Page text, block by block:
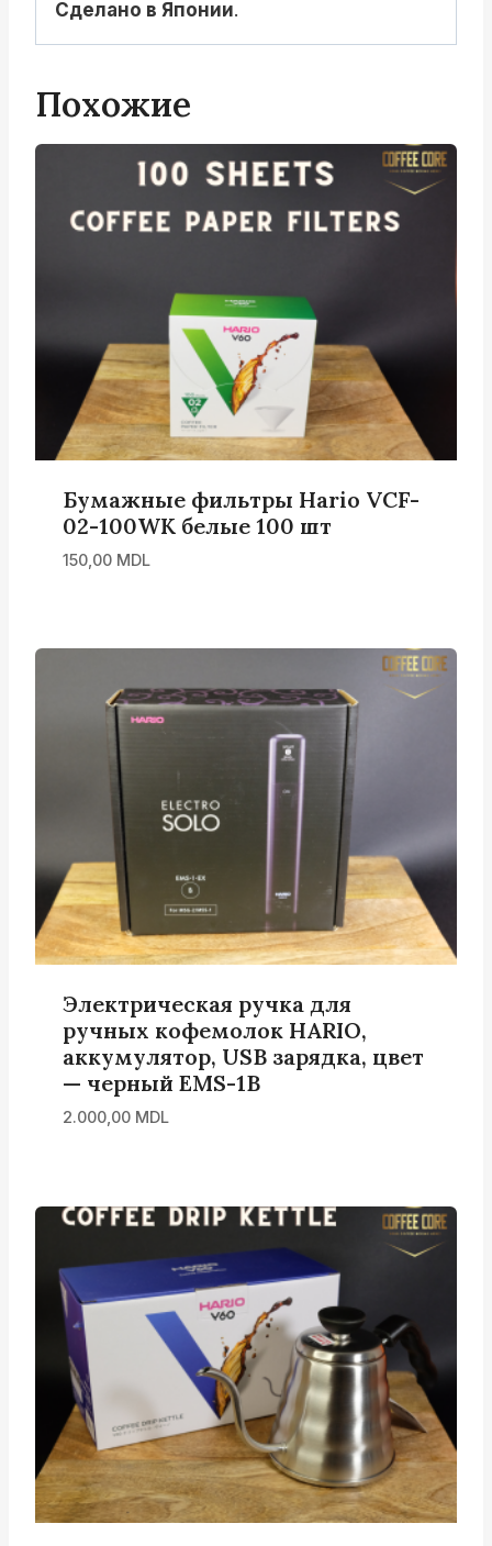
Сделано в Японии.
Похожие
Бумажные фильтры Hario VCF-
02-100WK белые 100 шт
150,00 MDL
Электрическая ручка для
ручных кофемолок HARIO,
аккумулятор, USB зарядка, цвет
— черный EMS-1B
2.000,00 MDL